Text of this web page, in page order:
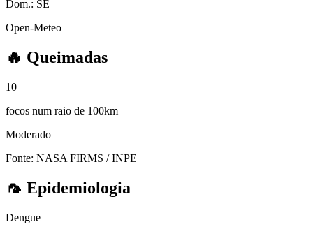
Dom.: SE
Open-Meteo
🔥 Queimadas
10
focos num raio de 100km
Moderado
Fonte: NASA FIRMS / INPE
🦟 Epidemiologia
Dengue